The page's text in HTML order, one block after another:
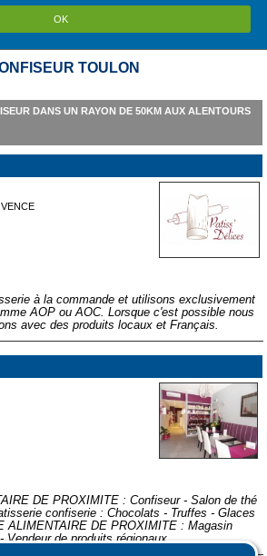
OK
TOULON
DANS UN RAYON DE 50KM AUX ALENTOURS
à la commande et utilisons exclusivement
AOP ou AOC. Lorsque c'est possible nous
avec des produits locaux et Français.
DE PROXIMITE : Confiseur - Salon de thé
confiserie : Chocolats - Truffes - Glaces
ALIMENTAIRE DE PROXIMITE : Magasin
Vendeur de produits régionaux